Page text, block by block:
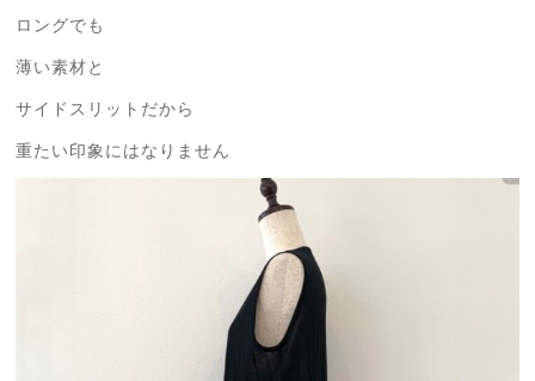
ロングでも
薄い素材と
サイドスリットだから
重たい印象にはなりません